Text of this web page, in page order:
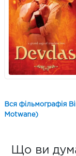
Вся фільмографія
Motwane)
Що ви